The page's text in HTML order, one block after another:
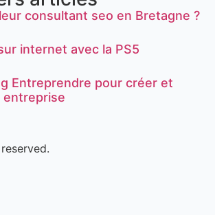
consultant seo en Bretagne ?
internet avec la PS5
Entreprendre pour créer et
entreprise